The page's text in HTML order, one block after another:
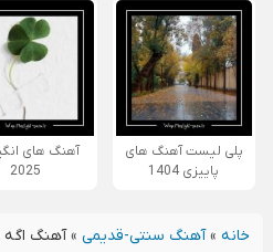
پلی لیست آهنگ های
پاییزی 1404
آهنگ های
2025
خانه»آهنگ سنتی-قدیمی»آهنگ